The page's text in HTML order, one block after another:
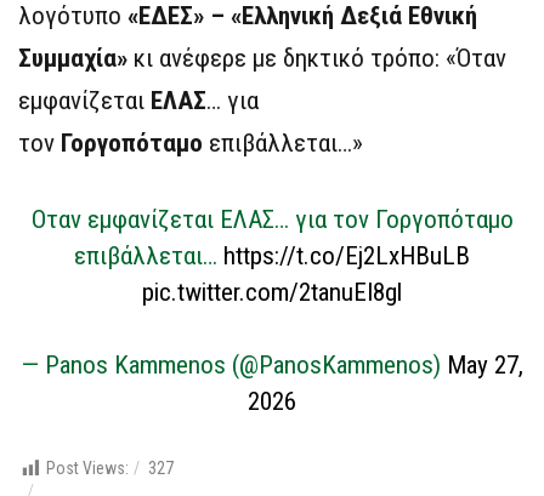
λογότυπο «ΕΔΕΣ» – «Ελληνική Δεξιά Εθνική
Συμμαχία» κι ανέφερε με δηκτικό τρόπο: «Όταν
εμφανίζεται ΕΛΑΣ… για
τον Γοργοπόταμο επιβάλλεται…»
Οταν εμφανίζεται ΕΛΑΣ… για τον Γοργοπόταμο
επιβάλλεται… https://t.co/Ej2LxHBuLB
pic.twitter.com/2tanuEI8gl
— Panos Kammenos (@PanosKammenos) May 27,
2026
Post Views: 327